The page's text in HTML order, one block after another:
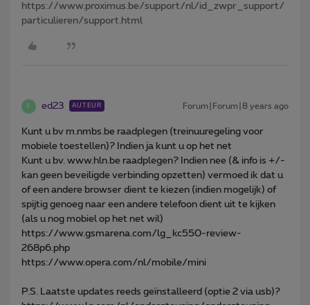
https://www.proximus.be/support/nl/id_zwpr_support/
particulieren/support.html
E ed23 AUTEUR Forum|Forum|8 years ago
Kunt u bv m.nmbs.be raadplegen (treinuuregeling voor
mobiele toestellen)? Indien ja kunt u op het net
Kunt u bv. www.hln.be raadplegen? Indien nee (& info is +/-
kan geen beveiligde verbinding opzetten) vermoed ik dat u
of een andere browser dient te kiezen (indien mogelijk) of
spijtig genoeg naar een andere telefoon dient uit te kijken
(als u nog mobiel op het net wil)
https://www.gsmarena.com/lg_kc550-review-
268p6.php
https://www.opera.com/nl/mobile/mini
P.S. Laatste updates reeds geïnstalleerd (optie 2 via usb)?